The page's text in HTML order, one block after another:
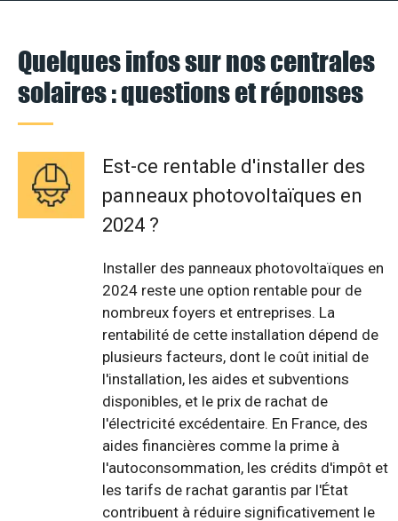
Quelques infos sur nos centrales
solaires : questions et réponses
Est-ce rentable d'installer des
panneaux photovoltaïques en
2024 ?
Installer des panneaux photovoltaïques en
2024 reste une option rentable pour de
nombreux foyers et entreprises. La
rentabilité de cette installation dépend de
plusieurs facteurs, dont le coût initial de
l'installation, les aides et subventions
disponibles, et le prix de rachat de
l'électricité excédentaire. En France, des
aides financières comme la prime à
l'autoconsommation, les crédits d'impôt et
les tarifs de rachat garantis par l'État
contribuent à réduire significativement le